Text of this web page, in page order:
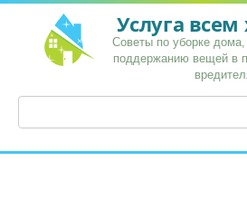
Перейти
контенту
Услуга
Советы по уборке
поддержанию вещей в
Поиск: